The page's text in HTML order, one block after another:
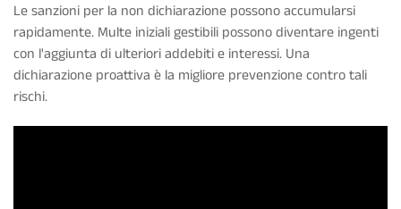
Le sanzioni per la non dichiarazione possono accumularsi
rapidamente. Multe iniziali gestibili possono diventare ingenti
con l'aggiunta di ulteriori addebiti e interessi. Una
dichiarazione proattiva è la migliore prevenzione contro tali
rischi.